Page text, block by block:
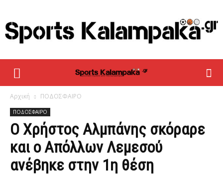
sportskalampaka
Αρχική ΠΟΔΟΣΦΑΙΡΟ
ΠΟΔΟΣΦΑΙΡΟ
Ο Χρήστος Αλμπάνης σκόραρε
και ο Απόλλων Λεμεσού
ανέβηκε στην 1η θέση